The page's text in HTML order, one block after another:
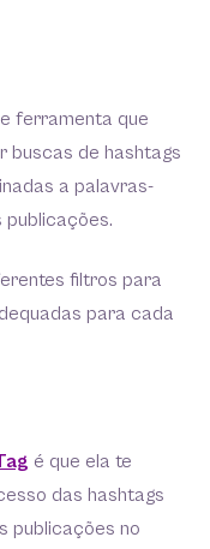
ferramenta que
buscas de hashtags
a palavras-
publicações.
filtros para
para cada
é que ela te
das hashtags
publicações no